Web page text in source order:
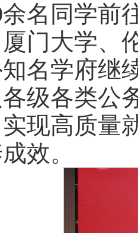
名同学前
门大学、
名学府继
级各类公
现高质量
效。